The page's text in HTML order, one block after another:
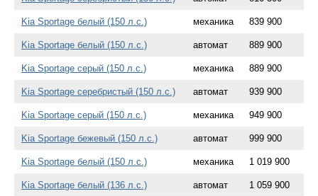
Kia Sportage белый (150 л.с.) механика 839 900
Kia Sportage белый (150 л.с.) автомат 889 900
Kia Sportage серый (150 л.с.) механика 889 900
Kia Sportage серебристый (150 л.с.) автомат 939 900
Kia Sportage серый (150 л.с.) механика 949 900
Kia Sportage бежевый (150 л.с.) автомат 999 900
Kia Sportage белый (150 л.с.) механика 1 019 900
Kia Sportage белый (136 л.с.) автомат 1 059 900